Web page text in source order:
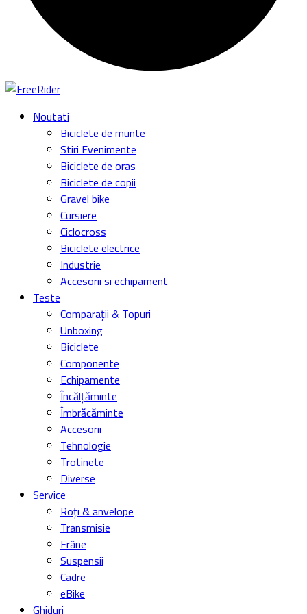
Noutati
Biciclete de munte
Stiri Evenimente
Biciclete de oras
Biciclete de copii
Gravel bike
Cursiere
Ciclocross
Biciclete electrice
Industrie
Accesorii si echipament
Teste
Comparații & Topuri
Unboxing
Biciclete
Componente
Echipamente
Încălțăminte
Îmbrăcăminte
Accesorii
Tehnologie
Trotinete
Diverse
Service
Roți & anvelope
Transmisie
Frâne
Suspensii
Cadre
eBike
Ghiduri